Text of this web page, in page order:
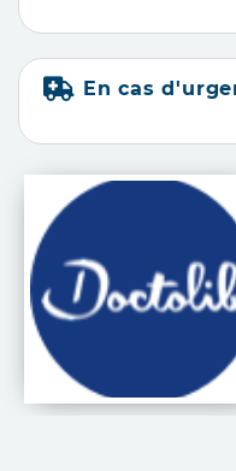
En cas